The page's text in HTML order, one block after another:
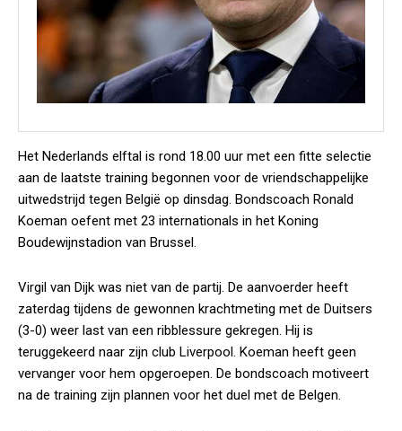
Het Nederlands elftal is rond 18.00 uur met een fitte selectie
aan de laatste training begonnen voor de vriendschappelijke
uitwedstrijd tegen België op dinsdag. Bondscoach Ronald
Koeman oefent met 23 internationals in het Koning
Boudewijnstadion van Brussel.
Virgil van Dijk was niet van de partij. De aanvoerder heeft
zaterdag tijdens de gewonnen krachtmeting met de Duitsers
(3-0) weer last van een ribblessure gekregen. Hij is
teruggekeerd naar zijn club Liverpool. Koeman heeft geen
vervanger voor hem opgeroepen. De bondscoach motiveert
na de training zijn plannen voor het duel met de Belgen.